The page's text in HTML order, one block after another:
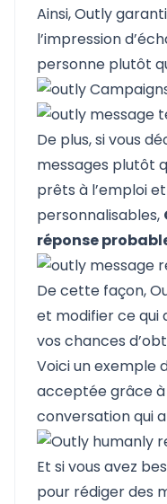
Ainsi, Outly
l’impression
personne plutôt
De plus, si vous
messages plutôt
prêts à l’emploi
personnalisables,
réponse
De cette façon,
et modifier ce qui
vos chances
Voici un exemple
acceptée grâce à
conversation qui a
Et si vous avez
pour rédiger des